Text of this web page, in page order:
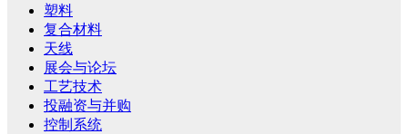
塑料
复合材料
天线
展会与论坛
工艺技术
投融资与并购
控制系统